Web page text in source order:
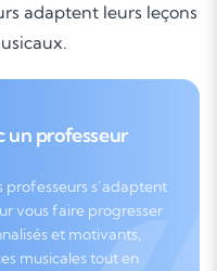
adaptent leurs leçons
un professeur
professeurs s’adaptent
vous faire progresser
et motivants,
musicales tout en